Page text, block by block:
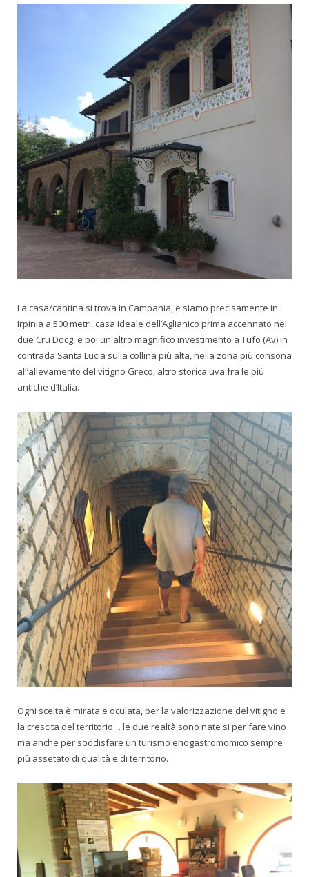
La casa/cantina si trova in Campania, e siamo precisamente in
Irpinia a 500 metri, casa ideale dell’Aglianico prima accennato nei
due Cru Docg, e poi un altro magnifico investimento a Tufo (Av) in
contrada Santa Lucia sulla collina più alta, nella zona più consona
all’allevamento del vitigno Greco, altro storica uva fra le più
antiche d’Italia.
Ogni scelta è mirata e oculata, per la valorizzazione del vitigno e
la crescita del territorio… le due realtà sono nate si per fare vino
ma anche per soddisfare un turismo enogastromomico sempre
più assetato di qualità e di territorio.